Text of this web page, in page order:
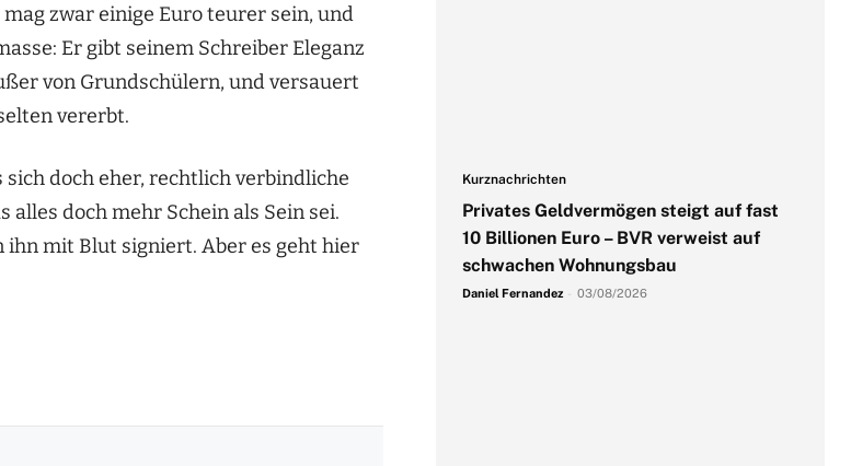
zwar einige Euro teurer sein, und
Er gibt seinem Schreiber Eleganz
von Grundschülern, und versauert
vererbt.
doch eher, rechtlich verbindliche
doch mehr Schein als Sein sei.
mit Blut signiert. Aber es geht hier
Kurznachrichten
Privates Geldvermögen steigt auf fast
10 Billionen Euro – BVR verweist auf
schwachen Wohnungsbau
Daniel Fernandez 03/08/2026